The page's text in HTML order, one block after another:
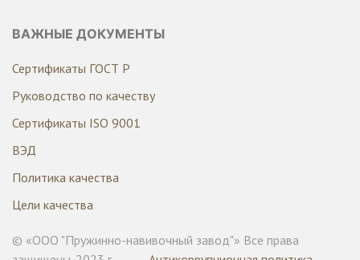
ВАЖНЫЕ ДОКУМЕНТЫ
Сертификаты ГОСТ Р
Руководство по качеству
Сертификаты ISO 9001
ВЭД
Политика качества
Цели качества
© «ООО "Пружинно-навивочный завод"» Все права